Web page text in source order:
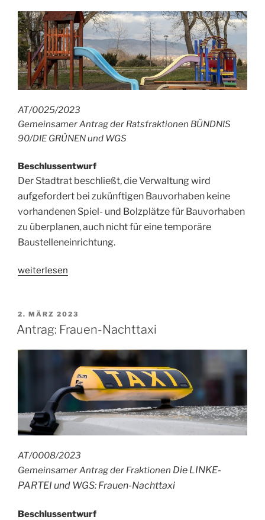
AT/0025/2023
Gemeinsamer Antrag der Ratsfraktionen BÜNDNIS
90/DIE GRÜNEN und WGS
Beschlussentwurf
Der Stadtrat beschließt, die Verwaltung wird
aufgefordert bei zukünftigen Bauvorhaben keine
vorhandenen Spiel- und Bolzplätze für Bauvorhaben
zu überplanen, auch nicht für eine temporäre
Baustelleneinrichtung.
„Antrag:
weiterlesen
VERÖFFENTLICHT
AM
2. MÄRZ 2023
Antrag: Frauen-Nachttaxi
AT/0008/2023
Gemeinsamer Antrag der Fraktionen Die LINKE-
PARTEI und WGS: Frauen-Nachttaxi
Beschlussentwurf